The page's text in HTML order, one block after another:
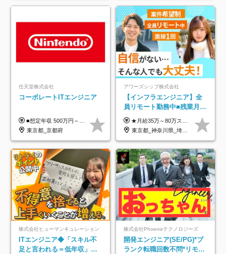
任天堂株式会社
コーポレートITエンジニア
■想定年収 500万円～900万円 月給制 月給278,000円～ ※残業が発生した場合、残業代を別途全額支給します ※試用期間2ヶ月あり(待遇や給与に差異はありません)
東京都_京都府
アワーズシップ株式会社
【インフラエンジニア】全
員リモート勤務中■残業月
3h■最大3ヶ月の連休あり■
年休126日■20～30代活躍
中！
★月給35万～80万スタートも可 【未経験の方】 ■月給26万～80万＋賞与年2回（年2ヶ月分） 【何かしらのインフラエンジニア経験をお持ちの方】 ■月給35万～80万＋賞与年2回（年2ヶ月分） ※スキル・経験などを考慮し決定します ※試用期間6ヶ月あり。期間中は契約社員となります。その他の待遇に差異はありません（試用期間終了後、昇給の可能性あり） ※上記金額には固定残業代（月30時間分／4万9600円～15万2600円）を含みます。超過分は別途支給いたします。 ＼頑張りはインセンティブで還元！／ クライアントに貢献度を評価され、当社のエンジニアが追加で案件に参画することになるなど、会社にとって利益になる行動はしっかり評価します。 会社の成長に貢献できていることを実感でき、「もっと頑張ろう」と思える体制づくりを整えています！
東京都_神奈川県_埼玉県_千葉県_大阪府
株式会社ヒューマンキュレーション
ITエンジニア◆「スキル不
足と言われる＝低年収」で
株式会社Phoenixテクノロジーズ
開発エンジニア(SE/PG)*ブ
ランク転職回数不問*リモー